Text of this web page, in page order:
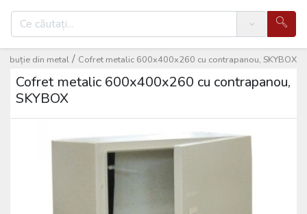
Search
Cofret metalic 600x400x260 cu contrapanou, SKYBOX
/
din metal
Cofret metalic 600x400x260 cu contrapanou,
SKYBOX